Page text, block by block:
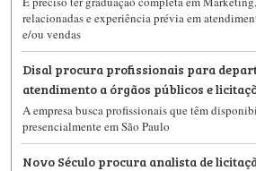
relacionadas e experiência prévia em
e/ou vendas
Disal procura profissionais para
atendimento a órgãos públicos e
A empresa busca profissionais que têm
presencialmente em São Paulo
Novo Século procura analista de